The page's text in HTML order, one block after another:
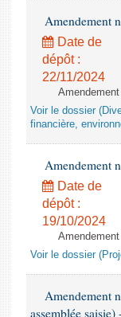
Amendement
Date de
dépôt :
22/11/2024
Voir le dossier
financière,
Amendement
Date de
dépôt :
19/10/2024
Voir le dossier
Amendement
assemblée saisie)